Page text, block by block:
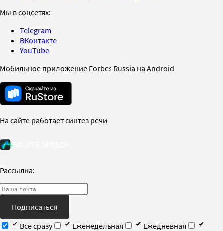
Мы в соцсетях:
Telegram
ВКонтакте
YouTube
Мобильное приложение Forbes Russia на Android
На сайте работает синтез речи
Рассылка:
Подписаться
Все сразу
Еженедельная
Ежедневная